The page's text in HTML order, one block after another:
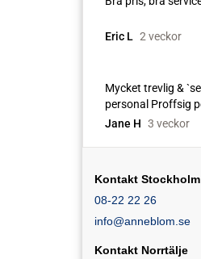
Kontakt Stockholm
08-22 22 26
info@anneblom.se
Kontakt Norrtälje